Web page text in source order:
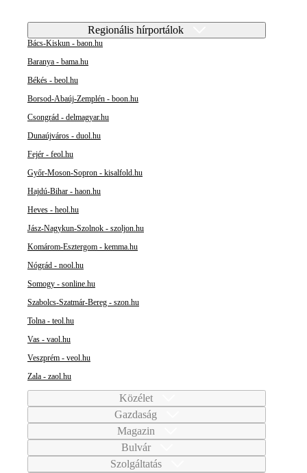
Regionális hírportálok
Bács-Kiskun - baon.hu
Baranya - bama.hu
Békés - beol.hu
Borsod-Abaúj-Zemplén - boon.hu
Csongrád - delmagyar.hu
Dunaújváros - duol.hu
Fejér - feol.hu
Győr-Moson-Sopron - kisalfold.hu
Hajdú-Bihar - haon.hu
Heves - heol.hu
Jász-Nagykun-Szolnok - szoljon.hu
Komárom-Esztergom - kemma.hu
Nógrád - nool.hu
Somogy - sonline.hu
Szabolcs-Szatmár-Bereg - szon.hu
Tolna - teol.hu
Vas - vaol.hu
Veszprém - veol.hu
Zala - zaol.hu
Közélet
Gazdaság
Magazin
Bulvár
Szolgáltatás